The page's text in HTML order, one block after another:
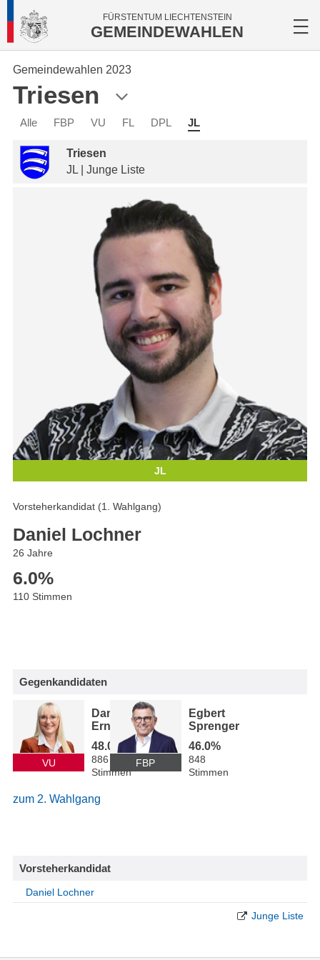
FÜRSTENTUM LIECHTENSTEIN
GEMEINDEWAHLEN
Gemeindewahlen 2023
Triesen
Alle FBP VU FL DPL JL
Triesen
JL | Junge Liste
JL
Vorsteherkandidat (1. Wahlgang)
Daniel Lochner
26 Jahre
6.0%
110 Stimmen
Gegenkandidaten
VU
Daniela
Erne
48.0%
886
Stimmen
FBP
Egbert
Sprenger
46.0%
848
Stimmen
zum 2. Wahlgang
Vorsteherkandidat
Daniel Lochner
Junge Liste